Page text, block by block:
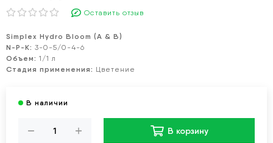
Оставить отзыв
Simplex Hydro Bloom (А & В)
N-P-K: 3-0-5/0-4-6
Объем: 1/1 л
Стадия применения: Цветение
В корзину